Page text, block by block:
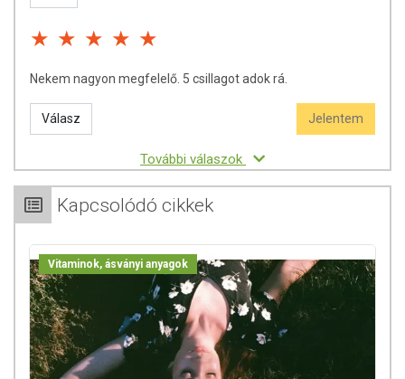
Nekem nagyon megfelelő. 5 csillagot adok rá.
Válasz Jelentem
További válaszok
Kapcsolódó cikkek
Vitaminok, ásványi anyagok